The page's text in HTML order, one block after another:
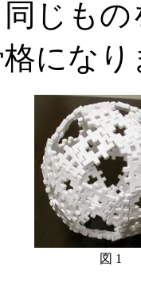
じも
になり
図 1